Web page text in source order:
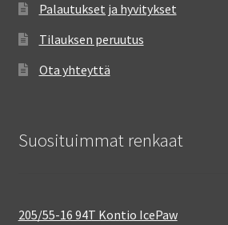
Palautukset ja hyvitykset
Tilauksen peruutus
Ota yhteyttä
Suosituimmat renkaat
205/55-16 94T Kontio IcePaw